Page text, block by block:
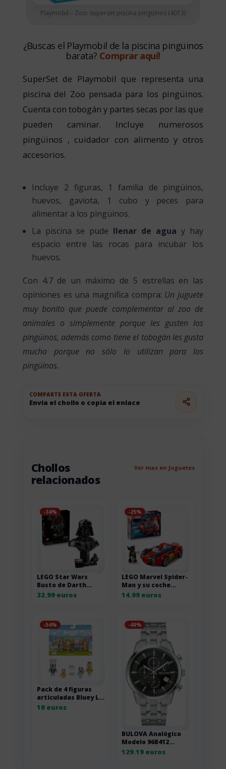
Playmobil – Zoo: superset piscina pingüinos (4013)
¿Buscas el Playmobil de la piscina pingüinos
barata? Comprar aquí!
SuperSet de Playmobil que representa una
piscina del Zoo pensada para los pingüinos.
Cuenta con tobogán y partes secas por las que
pueden caminar. Incluye numerosos
pingüinos , cuidador con alimento y otros
accesorios.
Incluye 2 figuras, 1 familia de pingüinos,
huevos, gaviota, 1 cubo y peces para
alimentar a los pingüinos.
La piscina se pude llenar de agua y hay
espacio entre las rocas para incubar los
huevos.
Con 4.7 de un máximo de 5 estrellas en las
opiniones es una magnifica compra: Un juguete
muy bonito que puede complementar al zoo de
animales o simplemente porque les gusten los
pingüinos, además como tiene el tobogán les gusta
mucho porque no sólo lo utilizan para los
pingüinos.
COMPARTE ESTA OFERTA
Envia el chollo o copia el enlace
Chollos
relacionados
Ver mas en Juguetes
-34%
LEGO Star Wars
Busto de Darth
Vader para adultos
32.99 euros
-25%
LEGO Marvel Spider-
Man y su coche
contra Wolverine
14.99 euros
-54%
Pack de 4 figuras
articuladas Bluey Le
Pavlova
10 euros
-40%
BULOVA Analógico
Modelo 96B412
Sutton Chronograph
129.19 euros